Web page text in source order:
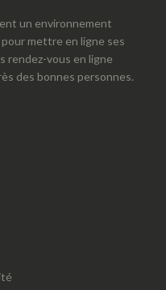
un environnement
mettre en ligne ses
rendez-vous en ligne
des bonnes personnes.